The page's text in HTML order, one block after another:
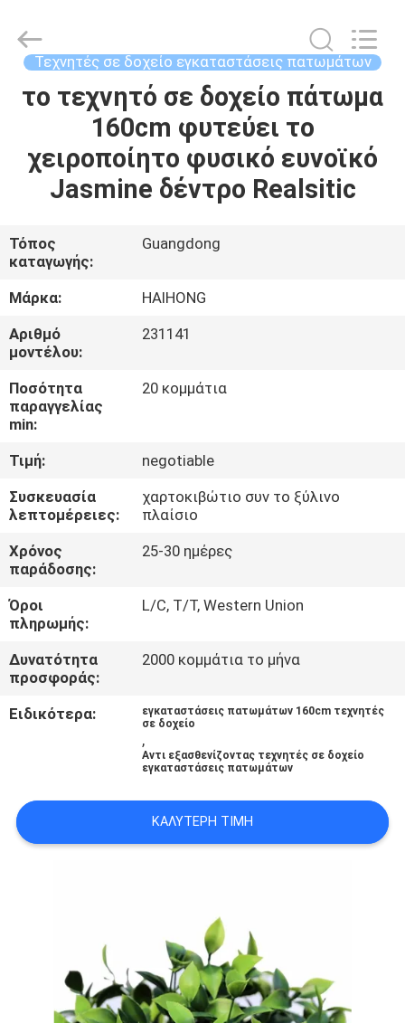
ΣΠΊΤΙ
ΠΡΟΪΌΝΤΑ
ΣΧΕΤΙΚΆ
ΜΕ
ΕΜΆΣ
ΕΠΙΣΚΈΨΕΙΣ
ΣΤΟ
ΕΡΓΟΣΤΆΣΙΟ
ΈΛΕΓΧΟΣ
ΠΟΙΌΤΗΤΑΣ
ΕΠΙΚΟΙΝΩΝΉΣΤΕ
ΜΑΖΊ
ΜΑΣ
ΕΙΔΉΣΕΙΣ
ΖΗΤΉΣΤΕ
SITEMAP
ΠΟΛΙΤΙΚΉ
Crafts
Factory.
Rights
Developed
Τεχνητές σε δοχείο εγκαταστάσεις πατωμάτων
το τεχνητό σε δοχείο πάτωμα
160cm φυτεύει το
χειροποίητο φυσικό ευνοϊκό
Jasmine δέντρο Realsitic
Τόπος
καταγωγής:
Guangdong
Μάρκα:
HAIHONG
Αριθμό
μοντέλου:
231141
Ποσότητα
παραγγελίας
min:
20 κομμάτια
Τιμή:
negotiable
Συσκευασία
λεπτομέρειες:
χαρτοκιβώτιο συν το ξύλινο
πλαίσιο
Χρόνος
παράδοσης:
25-30 ημέρες
Όροι
πληρωμής:
L/C, T/T, Western Union
Δυνατότητα
προσφοράς:
2000 κομμάτια το μήνα
Ειδικότερα:
εγκαταστάσεις πατωμάτων 160cm τεχνητές
σε δοχείο
,
Αντι εξασθενίζοντας τεχνητές σε δοχείο
εγκαταστάσεις πατωμάτων
ΚΑΛΎΤΕΡΗ ΤΙΜΉ